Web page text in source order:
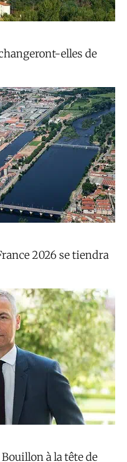
elles de
2026 se tiendra
à la tête de